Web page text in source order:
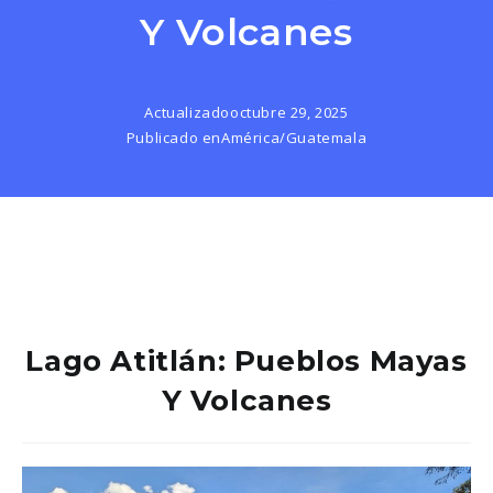
Y Volcanes
Actualizadooctubre 29, 2025
Publicado enAmérica/Guatemala
Lago Atitlán: Pueblos Mayas
Y Volcanes